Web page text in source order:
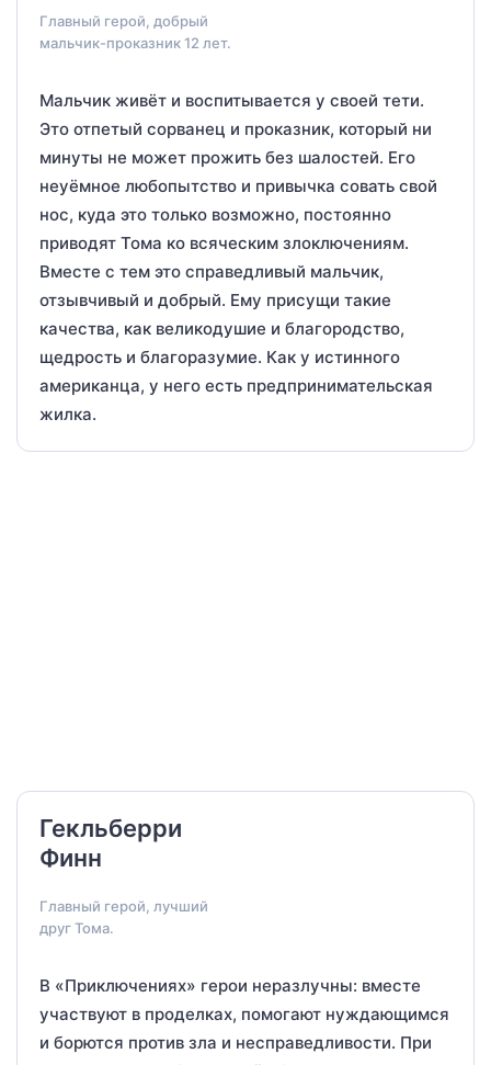
Главный герой, добрый
мальчик-проказник 12 лет.
Мальчик живёт и воспитывается у своей тети.
Это отпетый сорванец и проказник, который ни
минуты не может прожить без шалостей. Его
неуёмное любопытство и привычка совать свой
нос, куда это только возможно, постоянно
приводят Тома ко всяческим злоключениям.
Вместе с тем это справедливый мальчик,
отзывчивый и добрый. Ему присущи такие
качества, как великодушие и благородство,
щедрость и благоразумие. Как у истинного
американца, у него есть предпринимательская
жилка.
Гекльберри
Финн
Главный герой, лучший
друг Тома.
В «Приключениях» герои неразлучны: вместе
участвуют в проделках, помогают нуждающимся
и борются против зла и несправедливости. При